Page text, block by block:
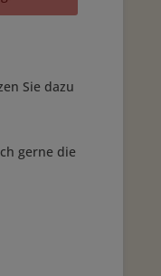
Sie dazu
gerne die